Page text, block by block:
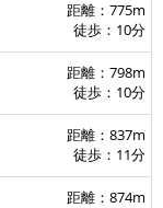
距離：775m
徒歩：10分
距離：798m
徒歩：10分
距離：837m
徒歩：11分
距離：874m